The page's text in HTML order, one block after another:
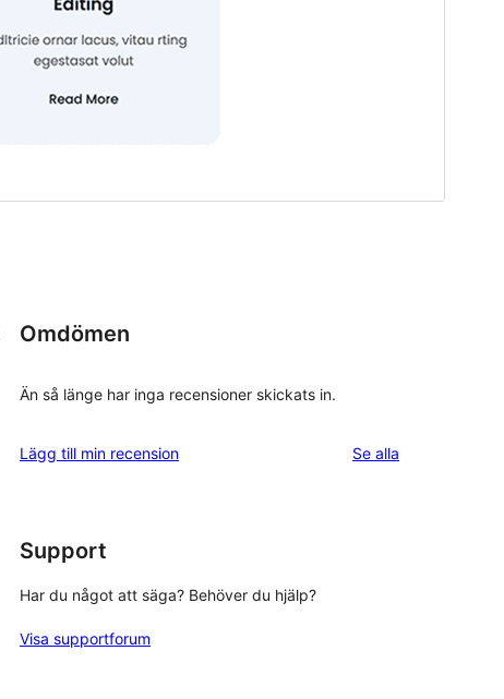
Omdömen
Än så länge har inga recensioner skickats in.
Lägg till min recension Se alla
Support
Har du något att säga? Behöver du hjälp?
Visa supportforum